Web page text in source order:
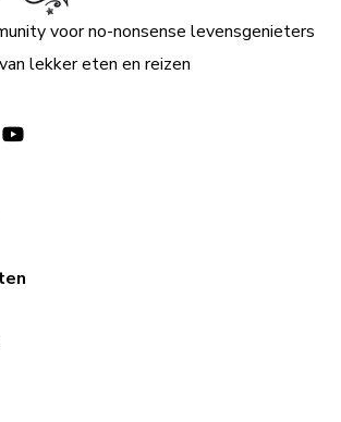
voor no-nonsense levensgenieters
lekker eten en reizen